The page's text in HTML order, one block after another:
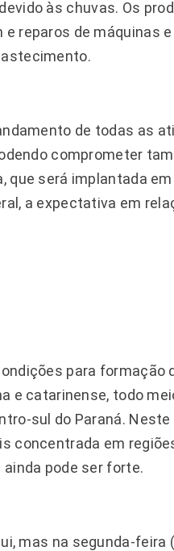
às chuvas. Os
reparos de máquinas
de todas as
comprometer
que será implantada
a expectativa em
para formação
e catarinense, todo
sul do Paraná.
concentrada em
pode ser forte.
mas na segunda-feira